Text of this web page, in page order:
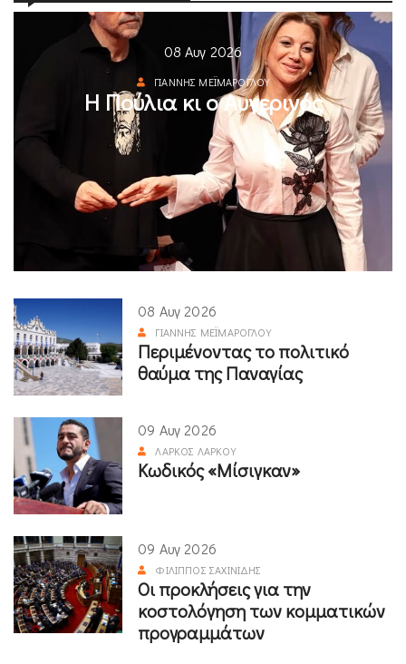
08 Αυγ 2026
ΓΙΆΝΝΗΣ ΜΕΪΜΆΡΟΓΛΟΥ
Η Πούλια κι ο Αυγερινός
08 Αυγ 2026
ΓΙΆΝΝΗΣ ΜΕΪΜΆΡΟΓΛΟΥ
Περιμένοντας το πολιτικό
θαύμα της Παναγίας
09 Αυγ 2026
ΛΆΡΚΟΣ ΛΆΡΚΟΥ
Κωδικός «Μίσιγκαν»
09 Αυγ 2026
ΦΊΛΙΠΠΟΣ ΣΑΧΙΝΊΔΗΣ
Οι προκλήσεις για την
κοστολόγηση των κομματικών
προγραμμάτων